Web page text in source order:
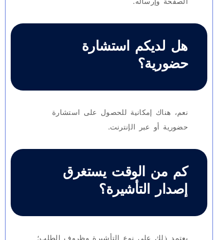
هل لديكم استشارة
حضورية؟
نعم، هناك إمكانية للحصول على استشارة
حضورية أو عبر الإنترنت.
كم من الوقت يستغرق
إصدار التأشيرة؟
يعتمد ذلك على نوع التأشيرة وظروف الطلب؛